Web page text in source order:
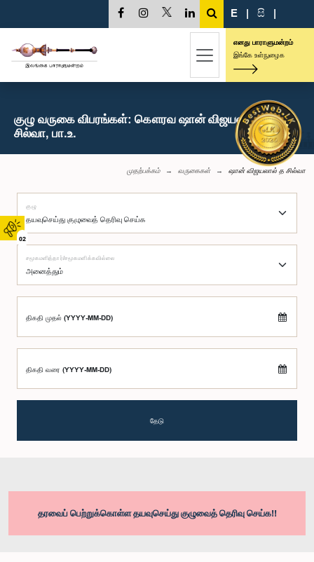
02
E | සි |
எனது பாராளுமன்றம்
இங்கே உள்நுழைக
குழு வருகை விபரங்கள்: கௌரவ ஷான் விஜயலால் த
சில்வா, பா.உ.
முதற்பக்கம் வருகைகள் ஷான் விஜயலால் த சில்வா
குழு
சமூகமளித்தார்/சமூகமளிக்கவில்லை
திகதி முதல் (YYYY-MM-DD)
திகதி வரை (YYYY-MM-DD)
தேடு
தரவைப் பெற்றுக்கொள்ள தயவுசெய்து குழுவைத் தெரிவு செய்க!!